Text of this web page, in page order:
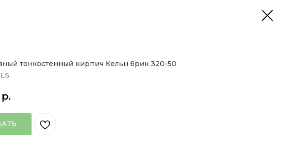
тонкостенный кирпич Кельн брик 320-50
р.